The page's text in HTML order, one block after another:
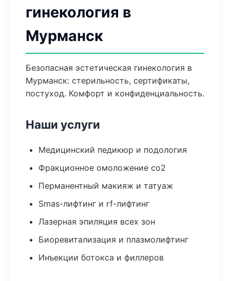
гинекология в
Мурманск
Безопасная эстетическая гинекология в
Мурманск: стерильность, сертификаты,
постуход. Комфорт и конфиденциальность.
Наши услуги
Медицинский педикюр и подология
Фракционное омоложение co2
Перманентный макияж и татуаж
Smas-лифтинг и rf-лифтинг
Лазерная эпиляция всех зон
Биоревитализация и плазмолифтинг
Инъекции ботокса и филлеров